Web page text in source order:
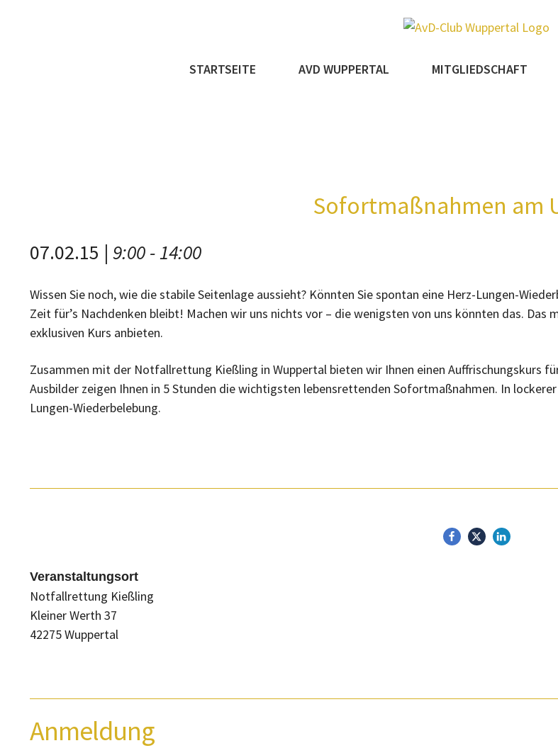
STARTSEITE
AVD WUPPERTAL MITGLIEDSCHAFT
Sofortmaßnahmen am
Zeige
07.02.15 | 9:00 - 14:00
Wissen Sie noch, wie die stabile Seitenlage aussieht? Könnten Sie spontan eine Herz-Lungen-
Zeit für’s Nachdenken bleibt! Machen wir uns nichts vor – die wenigsten von uns könnten das.
exklusiven Kurs anbieten.
Zusammen mit der Notfallrettung Kießling in Wuppertal bieten wir Ihnen einen Auffrischungskurs
Ausbilder zeigen Ihnen in 5 Stunden die wichtigsten lebensrettenden Sofortmaßnahmen. In
Lungen-Wiederbelebung.
Veranstaltungsort
Notfallrettung Kießling
Kleiner Werth 37
42275 Wuppertal
Anmeldung